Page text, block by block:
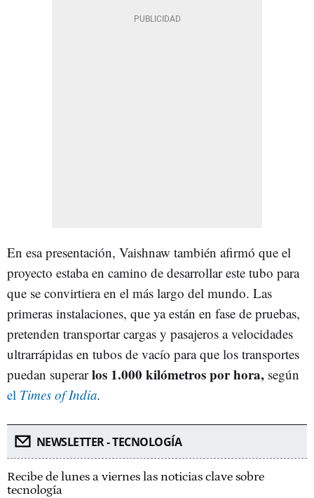
En esa presentación, Vaishnaw también afirmó que el
proyecto estaba en camino de desarrollar este tubo para
que se convirtiera en el más largo del mundo. Las
primeras instalaciones, que ya están en fase de pruebas,
pretenden transportar cargas y pasajeros a velocidades
ultrarrápidas en tubos de vacío para que los transportes
puedan superarlos 1.000 kilómetros por hora, según
el Times of India.
NEWSLETTER - TECNOLOGÍA
Recibe de lunes a viernes las noticias clave sobre
tecnología